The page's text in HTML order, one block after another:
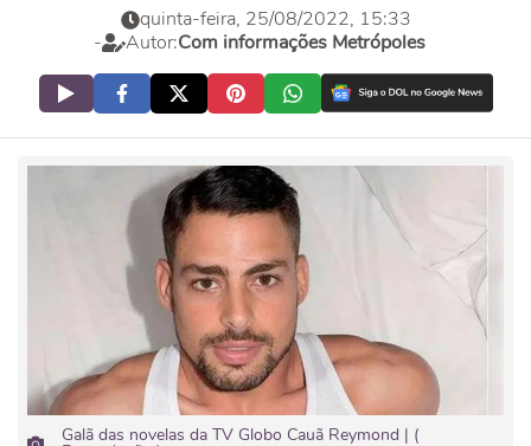
quinta-feira, 25/08/2022, 15:33
-
Autor:Com informações Metrópoles
Galã das novelas da TV Globo Cauã Reymond | (